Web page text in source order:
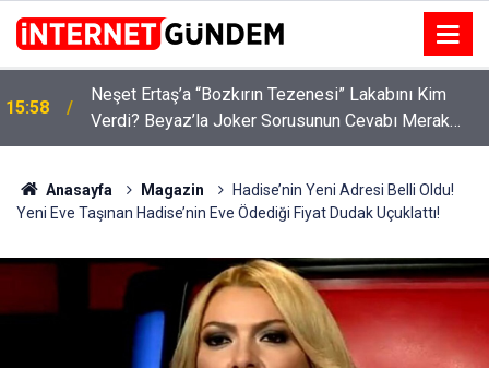
15:58
Neşet Ertaş’a “Bozkırın Tezenesi” Lakabını Kim
Verdi? Beyaz’la Joker Sorusunun Cevabı Merak
Edildi
Anasayfa Magazin
Hadise’nin Yeni Adresi Belli Oldu!
Yeni Eve Taşınan Hadise’nin Eve Ödediği Fiyat Dudak Uçuklattı!